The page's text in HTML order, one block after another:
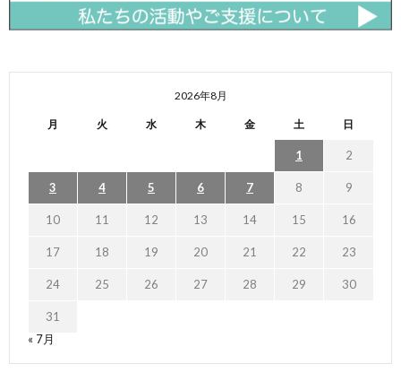
2026年8月
月 火 水 木 金 土 日
1 2
3 4 5 6 7 8 9
10 11 12 13 14 15 16
17 18 19 20 21 22 23
24 25 26 27 28 29 30
31
« 7月